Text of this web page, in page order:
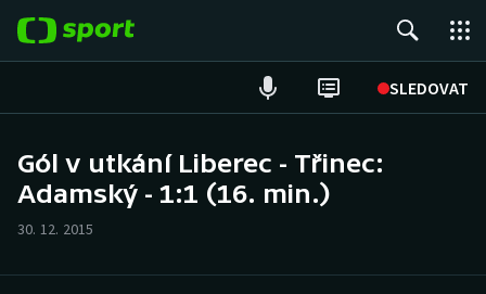
SLEDOVAT
Hokej
Gól v utkání Liberec - Třinec:
Adamský - 1:1 (16. min.)
30. 12. 2015